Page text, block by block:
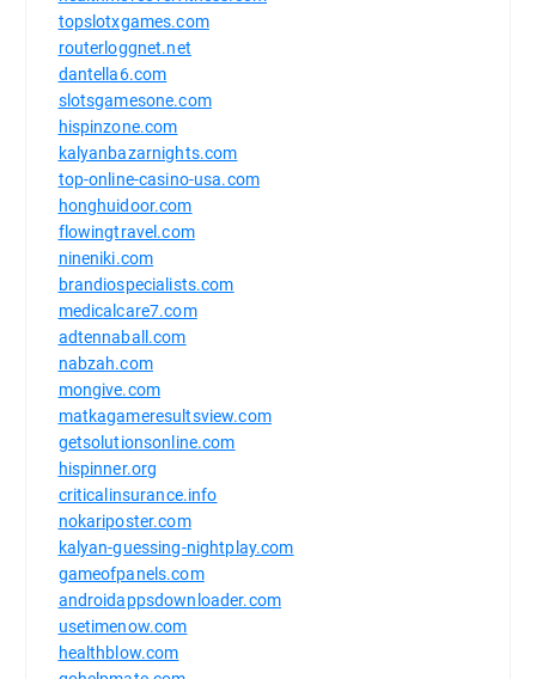
topslotxgames.com
routerloggnet.net
dantella6.com
slotsgamesone.com
hispinzone.com
kalyanbazarnights.com
top-online-casino-usa.com
honghuidoor.com
flowingtravel.com
nineniki.com
brandiospecialists.com
medicalcare7.com
adtennaball.com
nabzah.com
mongive.com
matkagameresultsview.com
getsolutionsonline.com
hispinner.org
criticalinsurance.info
nokariposter.com
kalyan-guessing-nightplay.com
gameofpanels.com
androidappsdownloader.com
usetimenow.com
healthblow.com